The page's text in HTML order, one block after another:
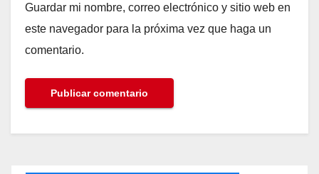
Guardar mi nombre, correo electrónico y sitio web en
este navegador para la próxima vez que haga un
comentario.